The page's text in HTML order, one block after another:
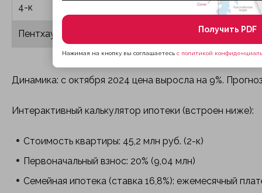
4-к
Пентхаус
Динамика: с октября 2024 цена выросла на 9%.
Интерактивный калькулятор ипотеки (встроен ниже):
Стоимость квартиры: 45,2 млн руб. (2-к)
Первоначальный взнос: 20% (9,04 млн)
Семейная ипотека (ставка 16,8%): ежемесячный
Получить PDF
Нажимая на кнопку вы соглашаетесь с политикой